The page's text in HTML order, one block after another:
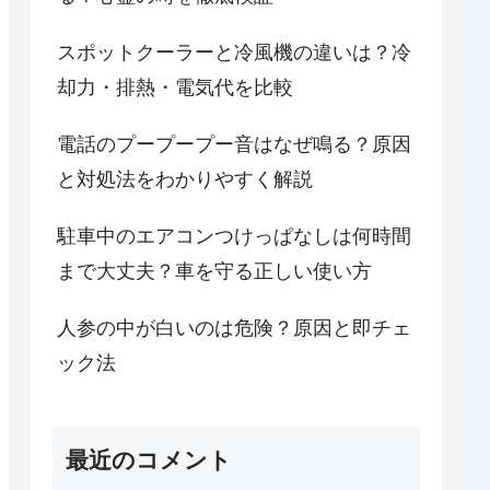
スポットクーラーと冷風機の違いは？冷
却力・排熱・電気代を比較
電話のプープープー音はなぜ鳴る？原因
と対処法をわかりやすく解説
駐車中のエアコンつけっぱなしは何時間
まで大丈夫？車を守る正しい使い方
人参の中が白いのは危険？原因と即チェ
ック法
最近のコメント